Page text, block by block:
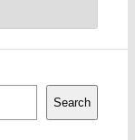
Search